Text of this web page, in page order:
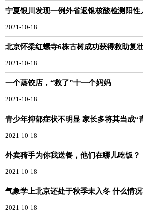
宁夏银川发现一例外省返银核酸检测阳性
2021-10-18
北京怀柔红螺寺6株古树成功获得救助复
2021-10-18
一个蒸饺店，“救了”十一个妈妈
2021-10-18
青少年抑郁症状不明显 家长多将其当成“
2021-10-18
外卖骑手为你我送餐，他们在哪儿吃饭？
2021-10-18
气象学上北京还处于秋季未入冬 什么情
2021-10-18